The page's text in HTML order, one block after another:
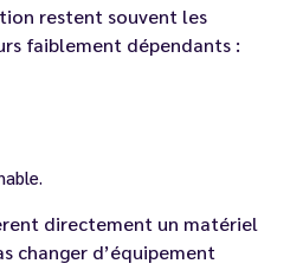
restent souvent les
faiblement dépendants :
directement un matériel
changer d’équipement